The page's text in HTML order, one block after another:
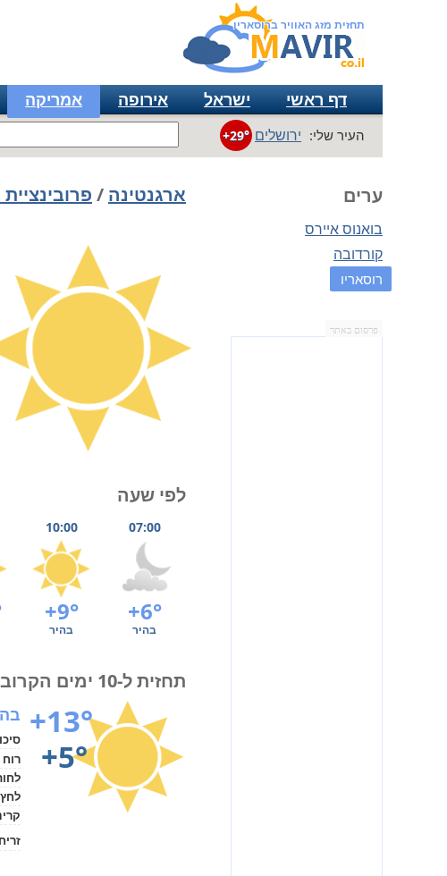
תחזית מזג האוויר ברוסאריו
דף ראשי ישראל אירופה אמריקה
העיר שלי: ירושלים +29°
ערים
בואנוס איירס
קורדובה
רוסאריו
פרסום באתר
ארגנטינה /
לפי שעה
07:00
10:00
+6°
+9°
בהיר בהיר
תחזית ל-10 ימים הקרובים
+13°
+5°
לחץ